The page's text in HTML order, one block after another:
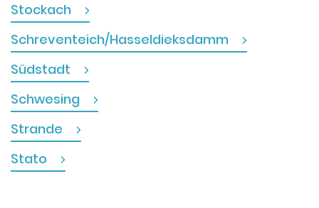
Stockach
Schreventeich/Hasseldieksdamm
Südstadt
Schwesing
Strande
Stato